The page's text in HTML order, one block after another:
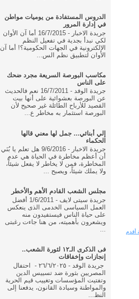
أقدم
الدروس المستفادة من يوميات مواطن
في إدارة المرور
جريدة الاخبار - 16/7/2015 أما آن الأوان
لكي نبدأ بجدية في تفعيل النظم
الإلكترونية في الجهات الحكومية؟! أما آن
الأوان لتطبيق نظم الس...
مكاسب البورصة السريعة مجرد ضحك
على الناس
جريدة الوفد - 16/7/2011 نعم فالحديث
عن البورصة بعشوائية على أنها بيت
القصيد للأرباح الطائلة غير صحيح لأن
البورصة استثمار به مخاطر ع...
إلي أبنائي... جمل لها معني قالها
الحكماء
جريدة الاخبار - 9/6/2016 هل تعلم يا بُنَي
أن أعظم مخاطرة في الحياة هي عدم
المخاطرة، فمن لا يخاطر لا يفعل شيئاً،
ولا يملك شيئاً، ويصبح ...
مجلس الشعب القادم الأهم والأخطر
جريدة سيتى لايف - 1/6/2011 أفضل
العمل السياسى الخدمى الذى ينعكس
على حياة الناس فيستفيدون منه
ويشعرون بأهميته، من هنا جاءت رغبتى
فى الذكرى الـ١٢ لثورة الشعب..
إنجازات وإخفاقات
جريدة الوفد - ٢٦/٦/٢٠٢٥ - احتفال
المصريين بثورة ضد تسييس الدين
وتفتيت المؤسسات وتغييب قيم الحرية
والمواطنة وسيادة القانون، يدفعنا إلى
النظ...